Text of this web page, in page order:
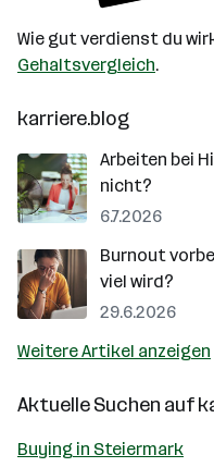
Wie gut verdienst du
Gehaltsvergleich.
karriere.blog
Arbeiten bei
nicht?
6.7.2026
Burnout
viel wird?
29.6.2026
Weitere Artikel anzeigen
Aktuelle Suchen auf
Buying in Steiermark